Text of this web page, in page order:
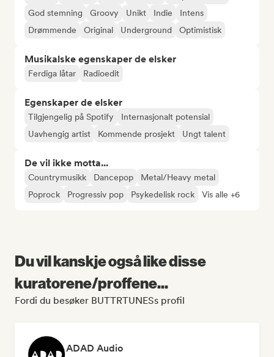
God stemning
Groovy Unikt Indie
Intens
Drømmende
Original Underground Optimistisk
Musikalske egenskaper de elsker
Ferdiga låtar Radioedit
Egenskaper de elsker
Tilgjengelig på Spotify
Internasjonalt potensial
Uavhengig artist
Kommende prosjekt Ungt talent
De vil ikke motta...
Countrymusikk Dancepop
Metal/Heavy metal
Poprock
Progressiv pop Psykedelisk rock Vis alle +6
Du vil kanskje også like disse
kuratorene/proffene...
Fordi du besøker BUTTRTUNESs profil
ADAD Audio